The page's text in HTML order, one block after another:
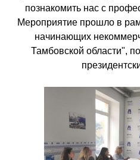
познакомить нас с
Мероприятие прошло в
начинающих
Тамбовской области",